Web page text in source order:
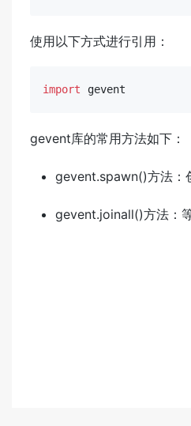
使用以下方式进行引用：
import gevent
gevent库的常用方法如下：
gevent.spawn()方法：
gevent.joinall()方法：